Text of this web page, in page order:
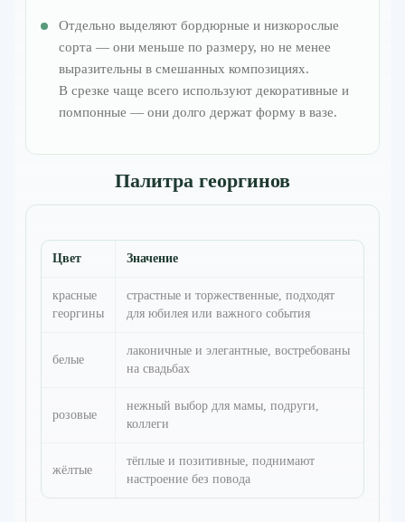
Отдельно выделяют бордюрные и низкорослые
сорта — они меньше по размеру, но не менее
выразительны в смешанных композициях.
В срезке чаще всего используют декоративные и
помпонные — они долго держат форму в вазе.
Палитра георгинов
Цвет Значение
красные
георгины
страстные и торжественные, подходят
для юбилея или важного события
белые
лаконичные и элегантные, востребованы
на свадьбах
розовые
нежный выбор для мамы, подруги,
коллеги
жёлтые
тёплые и позитивные, поднимают
настроение без повода